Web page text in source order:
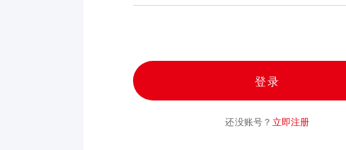
登录
还没账号？ 立即注册